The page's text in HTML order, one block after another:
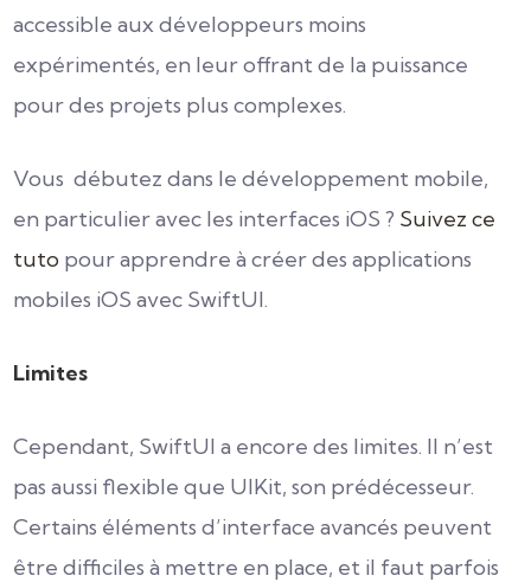
accessible aux développeurs moins
expérimentés, en leur offrant de la puissance
pour des projets plus complexes.
Vous débutez dans le développement mobile,
en particulier avec les interfaces iOS ? Suivez ce
tuto pour apprendre à créer des applications
mobiles iOS avec SwiftUI.
Limites
Cependant, SwiftUI a encore des limites. Il n’est
pas aussi flexible que UIKit, son prédécesseur.
Certains éléments d’interface avancés peuvent
être difficiles à mettre en place, et il faut parfois